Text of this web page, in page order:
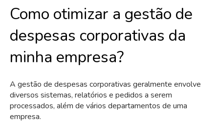
Como otimizar a gestão de
despesas corporativas da
minha empresa?
A gestão de despesas corporativas geralmente envolve
diversos sistemas, relatórios e pedidos a serem
processados, além de vários departamentos de uma
empresa.